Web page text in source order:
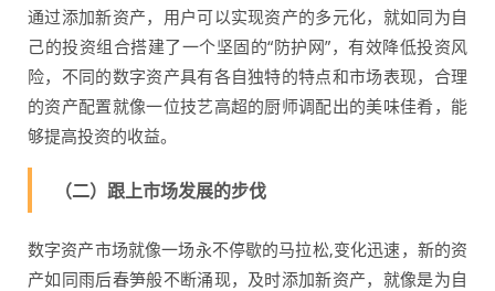
通过添加新资产，用户可以实现资产的多元化，就如同为自
己的投资组合搭建了一个坚固的“防护网”，有效降低投资风
险，不同的数字资产具有各自独特的特点和市场表现，合理
的资产配置就像一位技艺高超的厨师调配出的美味佳肴，能
够提高投资的收益。
（二）跟上市场发展的步伐
数字资产市场就像一场永不停歇的马拉松,变化迅速，新的资
产如同雨后春笋般不断涌现，及时添加新资产，就像是为自